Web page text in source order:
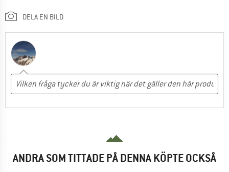
DELA EN BILD
ANDRA SOM TITTADE PÅ DENNA KÖPTE OCKSÅ